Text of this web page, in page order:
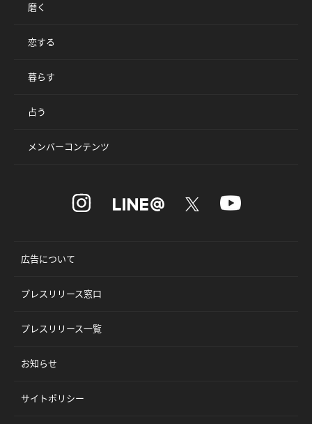
磨く
恋する
暮らす
占う
メンバーコンテンツ
広告について
プレスリリース窓口
プレスリリース一覧
お知らせ
サイトポリシー